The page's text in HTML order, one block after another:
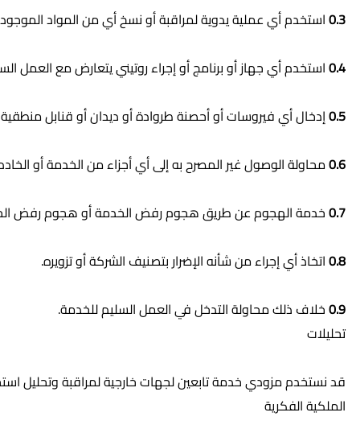
0.3استخدم أي عملية يدوية لمراقبة أو نسخ أي من المواد
0.4استخدم أي جهاز أو برنامج أو إجراء روتيني يتعارض مع العمل
0.5إدخال أي فيروسات أو أحصنة طروادة أو ديدان أو قنابل منطقية
0.6محاولة الوصول غير المصرح به إلى أي أجزاء من الخدمة أو
0.7خدمة الهجوم عن طريق هجوم رفض الخدمة أو هجوم رفض
0.8اتخاذ أي إجراء من شأنه الإضرار بتصنيف الشركة أو تزويره.
0.9خلاف ذلك محاولة التدخل في العمل السليم للخدمة.
تحليلات
قد نستخدم مزودي خدمة تابعين لجهات خارجية لمراقبة وتحليل
الملكية الفكرية